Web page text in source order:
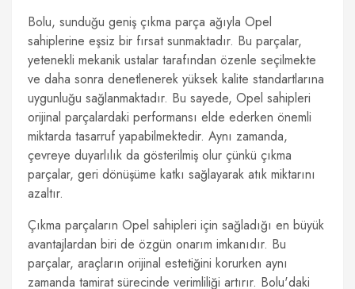
Bolu, sunduğu geniş çıkma parça ağıyla Opel
sahiplerine eşsiz bir fırsat sunmaktadır. Bu parçalar,
yetenekli mekanik ustalar tarafından özenle seçilmekte
ve daha sonra denetlenerek yüksek kalite standartlarına
uygunluğu sağlanmaktadır. Bu sayede, Opel sahipleri
orijinal parçalardaki performansı elde ederken önemli
miktarda tasarruf yapabilmektedir. Aynı zamanda,
çevreye duyarlılık da gösterilmiş olur çünkü çıkma
parçalar, geri dönüşüme katkı sağlayarak atık miktarını
azaltır.
Çıkma parçaların Opel sahipleri için sağladığı en büyük
avantajlardan biri de özgün onarım imkanıdır. Bu
parçalar, araçların orijinal estetiğini korurken aynı
zamanda tamirat sürecinde verimliliği artırır. Bolu'daki